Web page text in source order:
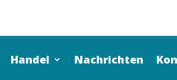
Handel Nachrichten